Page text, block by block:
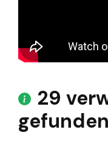
29
gefunden